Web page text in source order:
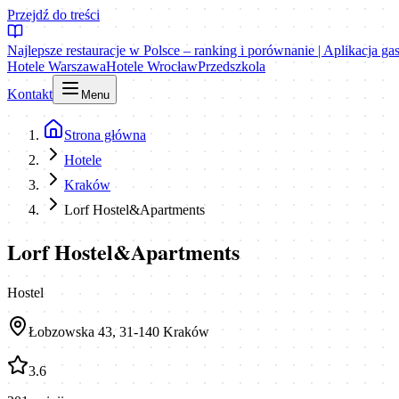
Przejdź do treści
Najlepsze restauracje w Polsce – ranking i porównanie | Aplikacja
Hotele WarszawaHotele WrocławPrzedszkola
Kontakt
Menu
Strona główna
Hotele
Kraków
Lorf Hostel&Apartments
Lorf Hostel&Apartments
Hostel
Łobzowska 43, 31-140 Kraków
3.6